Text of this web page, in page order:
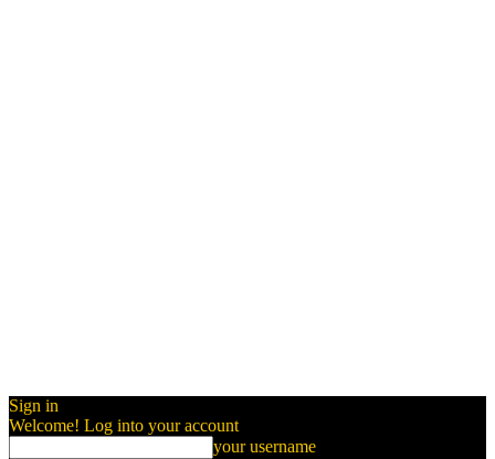
Sign in
Welcome! Log into your account
your username